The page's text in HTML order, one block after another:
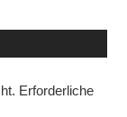
Erforderliche